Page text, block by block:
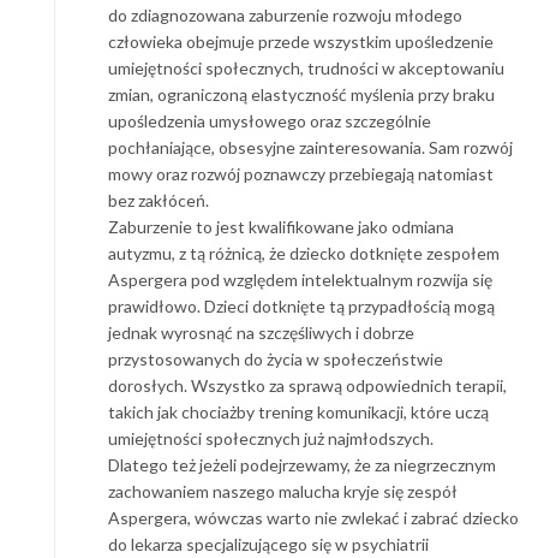
do zdiagnozowana zaburzenie rozwoju młodego
człowieka obejmuje przede wszystkim upośledzenie
umiejętności społecznych, trudności w akceptowaniu
zmian, ograniczoną elastyczność myślenia przy braku
upośledzenia umysłowego oraz szczególnie
pochłaniające, obsesyjne zainteresowania. Sam rozwój
mowy oraz rozwój poznawczy przebiegają natomiast
bez zakłóceń.
Zaburzenie to jest kwalifikowane jako odmiana
autyzmu, z tą różnicą, że dziecko dotknięte zespołem
Aspergera pod względem intelektualnym rozwija się
prawidłowo. Dzieci dotknięte tą przypadłością mogą
jednak wyrosnąć na szczęśliwych i dobrze
przystosowanych do życia w społeczeństwie
dorosłych. Wszystko za sprawą odpowiednich terapii,
takich jak chociażby trening komunikacji, które uczą
umiejętności społecznych już najmłodszych.
Dlatego też jeżeli podejrzewamy, że za niegrzecznym
zachowaniem naszego malucha kryje się zespół
Aspergera, wówczas warto nie zwlekać i zabrać dziecko
do lekarza specjalizującego się w psychiatrii